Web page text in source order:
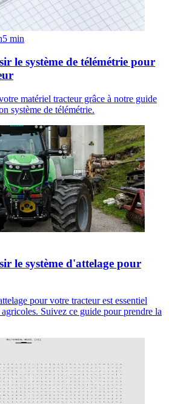
5 min
le système de télémétrie pour
matériel tracteur grâce à notre guide
système de télémétrie.
le système d'attelage pour
pour votre tracteur est essentiel
Suivez ce guide pour prendre la